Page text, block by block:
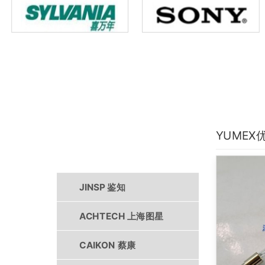
YUMEX
JINSP 鉴知
ACHTECH 上海图星
CAIKON 蔡康